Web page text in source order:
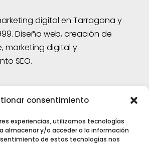
consentimiento
experiencias, utilizamos tecnologías
almacenar y/o acceder a la información
de estas tecnologías nos
digital en Tarragona y
Diseño web, creación de
marketing digital y
SEO.
|Política de cookies
Enlaces